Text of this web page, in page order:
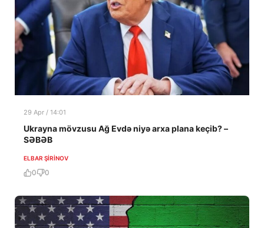
29 Apr / 14:01
Ukrayna mövzusu Ağ Evdə niyə arxa plana keçib? –
SƏBƏB
ELBAR ŞIRINOV
0 0